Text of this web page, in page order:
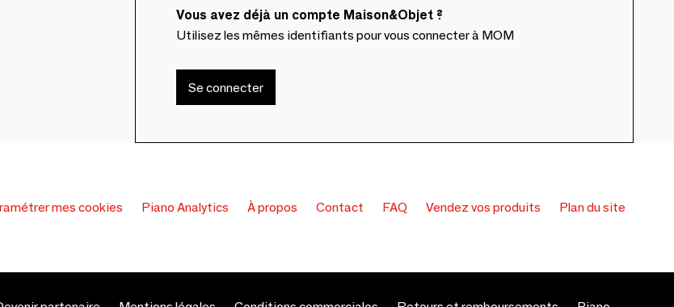
Vous avez déjà un compte Maison&Objet ?
Utilisez les mêmes identifiants pour vous connecter à MOM
Se connecter
mes cookies Piano Analytics À propos Contact FAQ Vendez vos produits Plan du site